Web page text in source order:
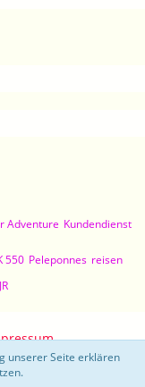
Adventure Kundendienst
550 Peleponnes reisen
unserer Seite erklären